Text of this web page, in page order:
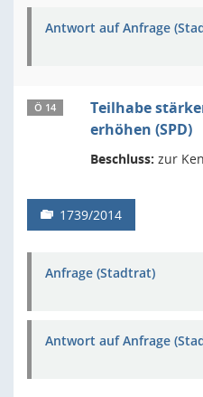
Antwort auf Anfrage
Ö 14
Teilhabe
erhöhen (SPD)
Beschluss: zur
1739/2014
Anfrage (Stadtrat)
Antwort auf Anfrage